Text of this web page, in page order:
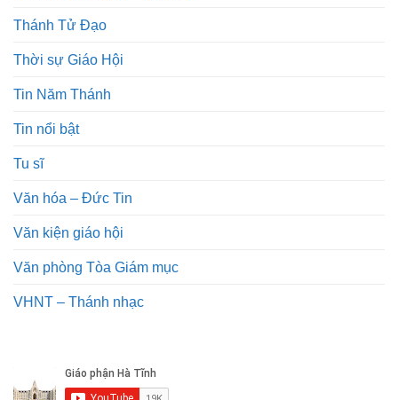
Thánh Tử Đạo
Thời sự Giáo Hội
Tin Năm Thánh
Tin nổi bật
Tu sĩ
Văn hóa – Đức Tin
Văn kiện giáo hội
Văn phòng Tòa Giám mục
VHNT – Thánh nhạc